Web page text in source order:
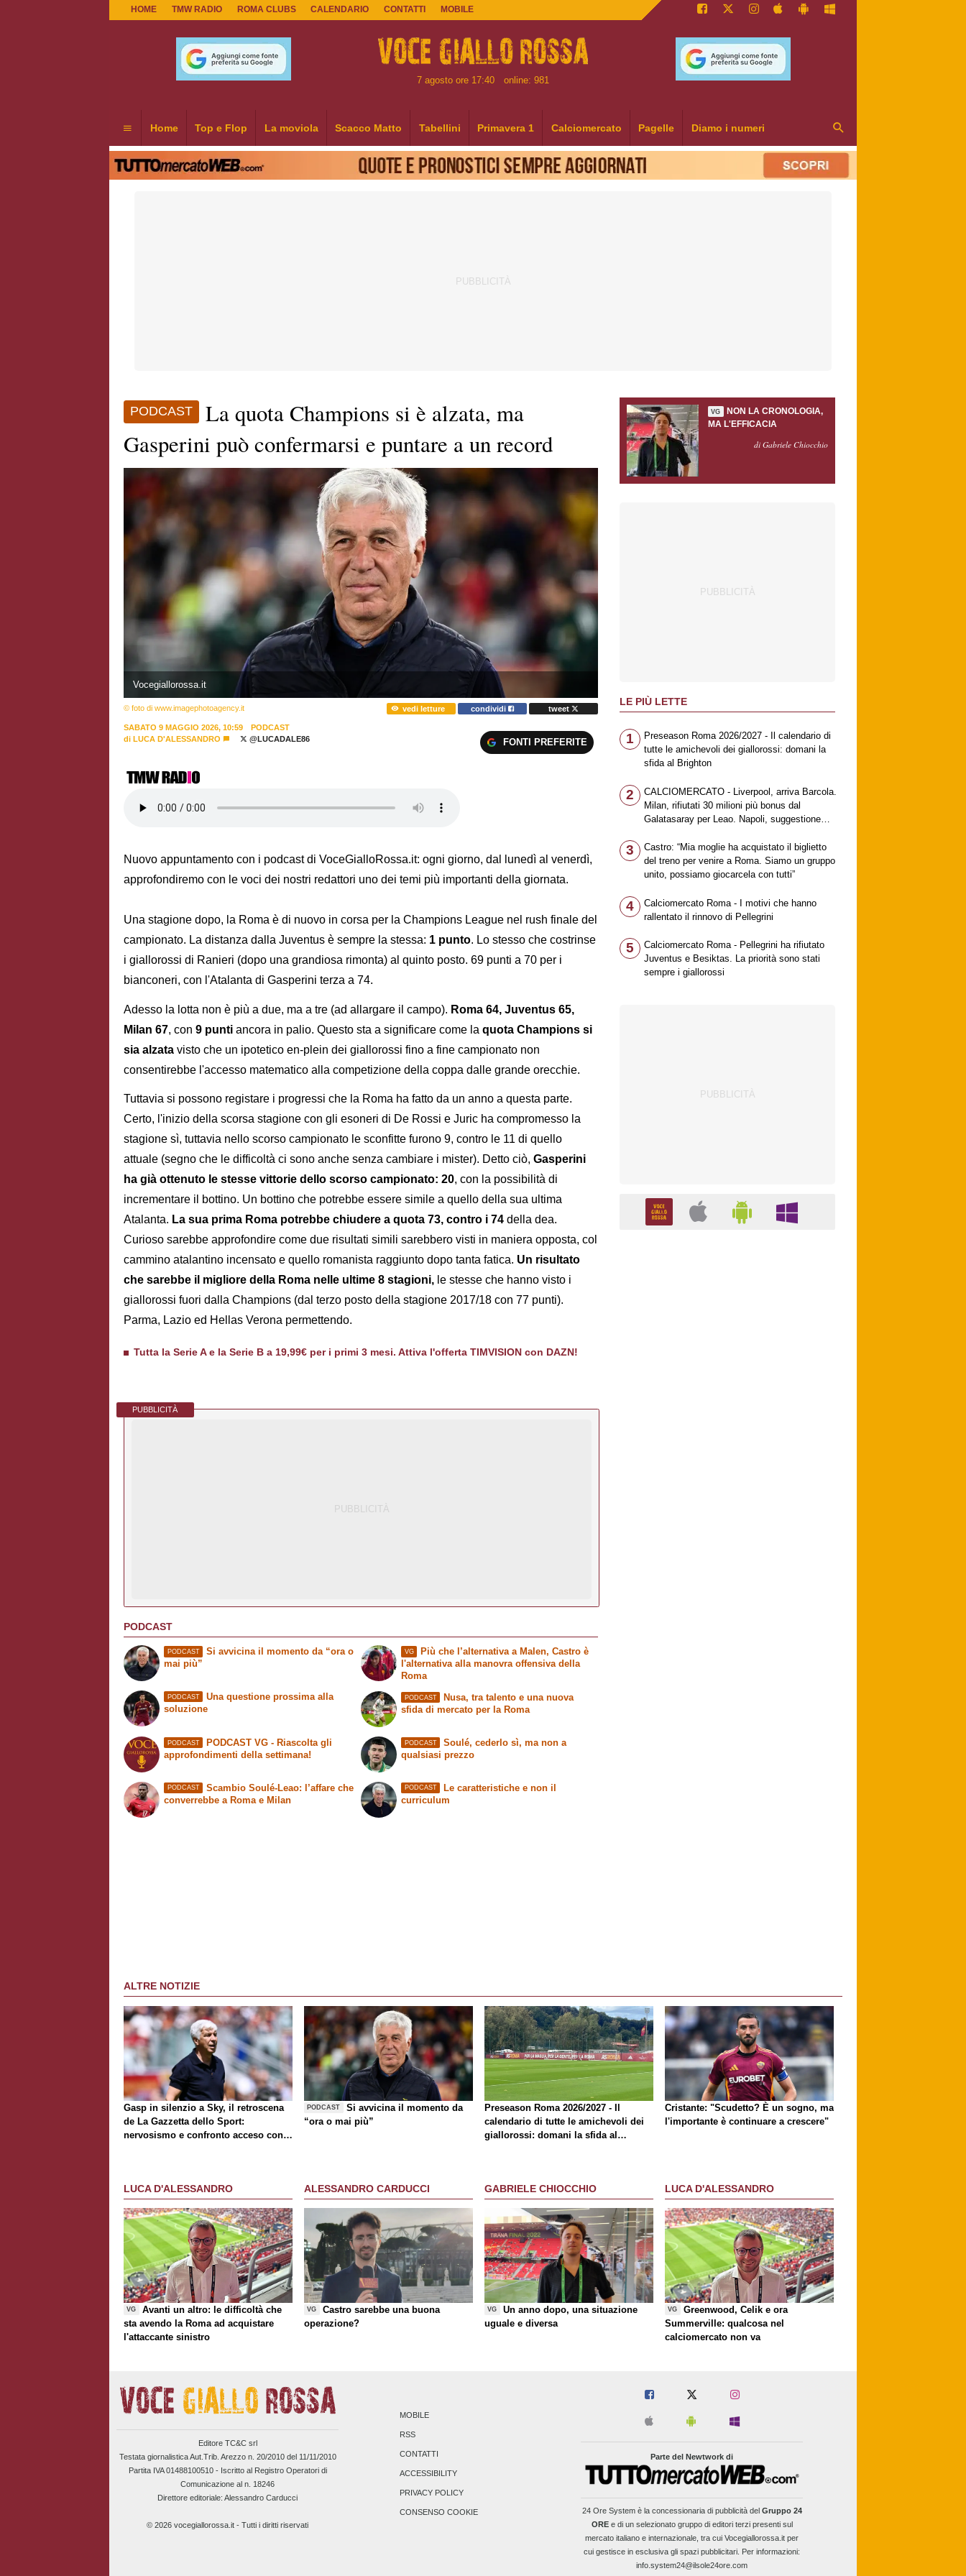
HOME TMW RADIO ROMA CLUBS CALENDARIO CONTATTI MOBILE
7 agosto ore 17:40 online: 981
Home Top e Flop La moviola Scacco Matto Tabellini Primavera 1 Calciomercato Pagelle Diamo i numeri
PODCAST
La quota Champions si è alzata, ma
Gasperini può confermarsi e puntare a un record
Vocegiallorossa.it
© foto di www.imagephotoagency.it vedi letture condividi tweet
SABATO 9 MAGGIO 2026, 10:59
PODCAST
di LUCA D'ALESSANDRO @LUCADALE86 FONTI PREFERITE
Nuovo appuntamento con i podcast di VoceGialloRossa.it: ogni giorno, dal lunedì al venerdì,
approfondiremo con le voci dei nostri redattori uno dei temi più importanti della giornata.
Una stagione dopo, la Roma è di nuovo in corsa per la Champions League nel rush finale del
campionato. La distanza dalla Juventus è sempre la stessa: 1 punto. Lo stesso che costrinse
i giallorossi di Ranieri (dopo una grandiosa rimonta) al quinto posto. 69 punti a 70 per i
bianconeri, con l'Atalanta di Gasperini terza a 74.
Adesso la lotta non è più a due, ma a tre (ad allargare il campo). Roma 64, Juventus 65,
Milan 67, con 9 punti ancora in palio. Questo sta a significare come la quota Champions si
sia alzata visto che un ipotetico en-plein dei giallorossi fino a fine campionato non
consentirebbe l'accesso matematico alla competizione della coppa dalle grande orecchie.
Tuttavia si possono registare i progressi che la Roma ha fatto da un anno a questa parte.
Certo, l'inizio della scorsa stagione con gli esoneri di De Rossi e Juric ha compromesso la
stagione sì, tuttavia nello scorso campionato le sconfitte furono 9, contro le 11 di quello
attuale (segno che le difficoltà ci sono anche senza cambiare i mister). Detto ciò, Gasperini
ha già ottenuto le stesse vittorie dello scorso campionato: 20, con la possibilità di
incrementare il bottino. Un bottino che potrebbe essere simile a quello della sua ultima
Atalanta. La sua prima Roma potrebbe chiudere a quota 73, contro i 74 della dea.
Curioso sarebbe approfondire come due risultati simili sarebbero visti in maniera opposta, col
cammino atalantino incensato e quello romanista raggiunto dopo tanta fatica. Un risultato
che sarebbe il migliore della Roma nelle ultime 8 stagioni, le stesse che hanno visto i
giallorossi fuori dalla Champions (dal terzo posto della stagione 2017/18 con 77 punti).
Parma, Lazio ed Hellas Verona permettendo.
Tutta la Serie A e la Serie B a 19,99€ per i primi 3 mesi. Attiva l'offerta TIMVISION con DAZN!
PUBBLICITÀ
PODCAST
PODCAST
Si avvicina il momento da “ora o
mai più”
PODCAST
Una questione prossima alla
soluzione
VG
Più che l’alternativa a Malen, Castro è
l'alternativa alla manovra offensiva della
Roma
PODCAST
Nusa, tra talento e una nuova
sfida di mercato per la Roma
PODCAST
PODCAST VG - Riascolta gli
approfondimenti della settimana!
PODCAST
Scambio Soulé-Leao: l’affare che
converrebbe a Roma e Milan
PODCAST
Soulé, cederlo sì, ma non a
qualsiasi prezzo
PODCAST
Le caratteristiche e non il
curriculum
VG
NON LA CRONOLOGIA,
MA L'EFFICACIA
di Gabriele Chiocchio
LE PIÙ LETTE
1
Preseason Roma 2026/2027 - Il calendario di
tutte le amichevoli dei giallorossi: domani la
sfida al Brighton
2
CALCIOMERCATO - Liverpool, arriva Barcola.
Milan, rifiutati 30 milioni più bonus dal
Galatasaray per Leao. Napoli, suggestione
Mastantuono
3
Castro: “Mia moglie ha acquistato il biglietto
del treno per venire a Roma. Siamo un gruppo
unito, possiamo giocarcela con tutti”
4
Calciomercato Roma - I motivi che hanno
rallentato il rinnovo di Pellegrini
5
Calciomercato Roma - Pellegrini ha rifiutato
Juventus e Besiktas. La priorità sono stati
sempre i giallorossi
ALTRE NOTIZIE
Gasp in silenzio a Sky, il retroscena
de La Gazzetta dello Sport:
nervosismo e confronto acceso con
PODCAST
Si avvicina il momento da
“ora o mai più”
Preseason Roma 2026/2027 - Il
calendario di tutte le amichevoli dei
giallorossi: domani la sfida al
Cristante: "Scudetto? È un sogno, ma
l'importante è continuare a crescere"
LUCA D'ALESSANDRO
VG
Avanti un altro: le difficoltà che
sta avendo la Roma ad acquistare
l'attaccante sinistro
ALESSANDRO CARDUCCI
VG
Castro sarebbe una buona
operazione?
GABRIELE CHIOCCHIO
VG
Un anno dopo, una situazione
uguale e diversa
LUCA D'ALESSANDRO
VG
Greenwood, Celik e ora
Summerville: qualcosa nel
calciomercato non va
Editore TC&C srl
Testata giornalistica Aut.Trib. Arezzo n. 20/2010 del 11/11/2010
Partita IVA 01488100510 - Iscritto al Registro Operatori di
Comunicazione al n. 18246
Direttore editoriale: Alessandro Carducci
© 2026 vocegiallorossa.it - Tutti i diritti riservati
MOBILE
RSS
CONTATTI
ACCESSIBILITY
PRIVACY POLICY
CONSENSO COOKIE
Parte del Newtwork di
24 Ore Systemè la concessionaria di pubblicità del Gruppo 24
OREe di un selezionato gruppo di editori terzi presenti sul
mercato italiano e internazionale, tra cui Vocegiallorossa.it per
cui gestisce in esclusiva gli spazi pubblicitari. Per informazioni:
info.system24@ilsole24ore.com